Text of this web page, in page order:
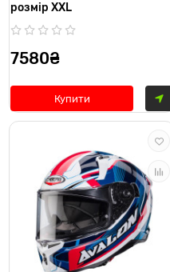
розмір XXL
7580₴
Купити